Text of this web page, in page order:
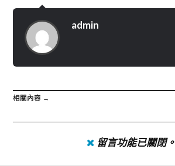
admin
相關內容 →
留言功能已關閉。